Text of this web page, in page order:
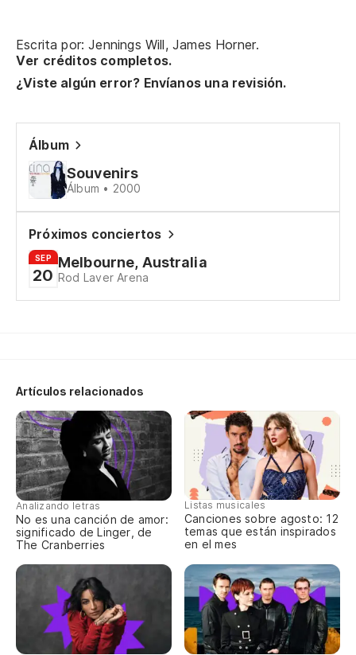
Escrita por: Jennings Will, James Horner.
Ver créditos completos.
¿Viste algún error? Envíanos una revisión.
Álbum
Souvenirs
Álbum • 2000
Próximos conciertos
SEP
20
Melbourne, Australia
Rod Laver Arena
Artículos relacionados
Analizando letras
No es una canción de amor:
significado de Linger, de
The Cranberries
Listas musicales
Canciones sobre agosto: 12
temas que están inspirados
en el mes